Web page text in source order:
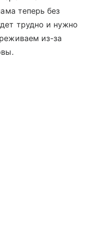
теперь без
трудно и нужно
из-за